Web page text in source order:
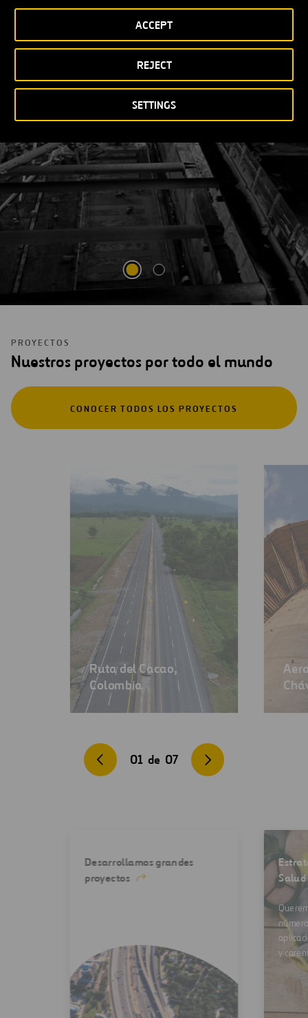
SETTINGS
REJECT
ACCEPT
VER MÁSABRIR
VENTANA
PROYECTOS
Nuestros proyectos por todo el mundo
CONOCER TODOS LOS PROYECTOS
Ruta del Cacao,
Colombia
01 de 07
Desarrollamos grandes
proyectos
Salud
y